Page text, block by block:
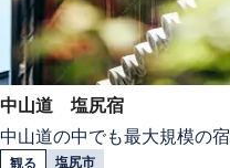
中山道 塩尻宿
中山道の中でも最大規模の
観る 塩尻市